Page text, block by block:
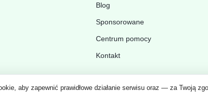
Blog
Sponsorowane
Centrum pomocy
Kontakt
aby zapewnić prawidłowe działanie serwisu oraz — za Twoją